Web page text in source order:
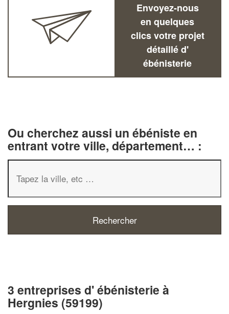
Envoyez-nous
en quelques
clics votre projet
détaillé d'
ébénisterie
Ou cherchez aussi un ébéniste en
entrant votre ville, département… :
3 entreprises d' ébénisterie à
Hergnies (59199)